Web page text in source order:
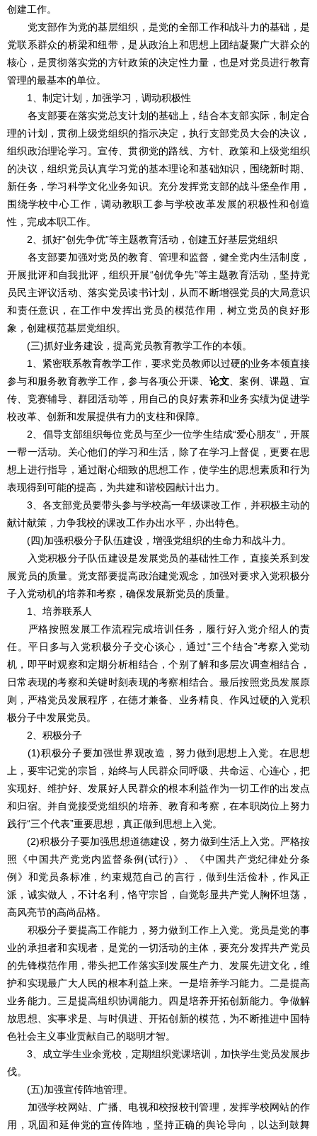
创建工作。
党支部作为党的基层组织，是党的全部工作和战斗力的基础，是
党联系群众的桥梁和纽带，是从政治上和思想上团结凝聚广大群众的
核心，是贯彻落实党的方针政策的决定性力量，也是对党员进行教育
管理的最基本的单位。
1、制定计划，加强学习，调动积极性
各支部要在落实党总支计划的基础上，结合本支部实际，制定合
理的计划，贯彻上级党组织的指示决定，执行支部党员大会的决议，
组织政治理论学习。宣传、贯彻党的路线、方针、政策和上级党组织
的决议，组织党员认真学习党的基本理论和基础知识，围绕新时期、
新任务，学习科学文化业务知识。充分发挥党支部的战斗堡垒作用，
围绕学校中心工作，调动教职工参与学校改革发展的积极性和创造
性，完成本职工作。
2、抓好“创先争优”等主题教育活动，创建五好基层党组织
各支部要加强对党员的教育、管理和监督，健全党内生活制度，
开展批评和自我批评，组织开展“创优争先”等主题教育活动，坚持党
员民主评议活动、落实党员读书计划，从而不断增强党员的大局意识
和责任意识，在工作中发挥出党员的模范作用，树立党员的良好形
象，创建模范基层党组织。
(三)抓好业务建设，提高党员教育教学工作的本领。
1、紧密联系教育教学工作，要求党员教师以过硬的业务本领直接
参与和服务教育教学工作，参与各项公开课、 论文 、案例、课题、宣
传、竞赛辅导、群团活动等，用自己的良好素养和业务实绩为促进学
校改革、创新和发展提供有力的支柱和保障。
2、倡导支部组织每位党员与至少一位学生结成“爱心朋友”，开展
一帮一活动。关心他们的学习和生活，除了在学习上督促，更要在思
想上进行指导，通过耐心细致的思想工作，使学生的思想素质和行为
表现得到可能的提高，为共建和谐校园献计出力。
3、各支部党员要带头参与学校高一年级课改工作，并积极主动的
献计献策，力争我校的课改工作办出水平，办出特色。
(四)加强积极分子队伍建设，增强党组织的生命力和战斗力。
入党积极分子队伍建设是发展党员的基础性工作，直接关系到发
展党员的质量。党支部要提高政治建党观念，加强对要求入党积极分
子入党动机的培养和考察，确保发展新党员的质量。
1、培养联系人
严格按照发展工作流程完成培训任务，履行好入党介绍人的责
任。平日多与入党积极分子交心谈心，通过“三个结合”考察入党动
机，即平时观察和定期分析相结合，个别了解和多层次调查相结合，
日常表现的考察和关键时刻表现的考察相结合。最后按照党员发展原
则，严格党员发展程序，在德才兼备、业务精良、作风过硬的入党积
极分子中发展党员。
2、积极分子
(1)积极分子要加强世界观改造，努力做到思想上入党。在思想
上，要牢记党的宗旨，始终与人民群众同呼吸、共命运、心连心，把
实现好、维护好、发展好人民群众的根本利益作为一切工作的出发点
和归宿。并自觉接受党组织的培养、教育和考察，在本职岗位上努力
践行“三个代表”重要思想，真正做到思想上入党。
(2)积极分子要加强思想道德建设，努力做到生活上入党。严格按
照《中国共产党党内监督条例(试行)》、《中国共产党纪律处分条
例》和党员条标准，约束规范自己的言行，做到生活俭朴，作风正
派，诚实做人，不计名利，恪守宗旨，自觉彰显共产党人胸怀坦荡，
高风亮节的高尚品格。
积极分子要提高工作能力，努力做到工作上入党。党员是党的事
业的承担者和实现者，是党的一切活动的主体，要充分发挥共产党员
的先锋模范作用，带头把工作落实到发展生产力、发展先进文化，维
护和实现最广大人民的根本利益上来。一是培养学习能力。二是提高
业务能力。三是提高组织协调能力。四是培养开拓创新能力。争做解
放思想、实事求是、与时俱进、开拓创新的模范，为不断推进中国特
色社会主义事业贡献自己的聪明才智。
3、成立学生业余党校，定期组织党课培训，加快学生党员发展步
伐。
(五)加强宣传阵地管理。
加强学校网站、广播、电视和校报校刊管理，发挥学校网站的作
用，巩固和延伸党的宣传阵地，坚持正确的舆论导向，以达到鼓舞